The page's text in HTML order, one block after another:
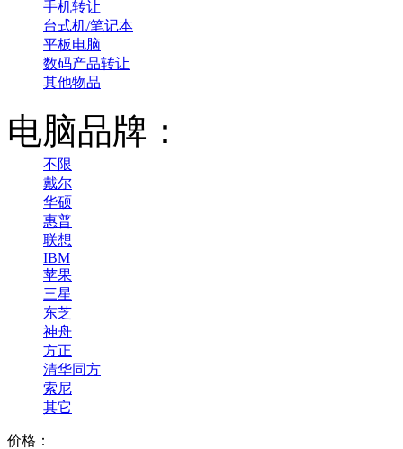
手机转让
台式机/笔记本
平板电脑
数码产品转让
其他物品
电脑品牌：
不限
戴尔
华硕
惠普
联想
IBM
苹果
三星
东芝
神舟
方正
清华同方
索尼
其它
价格：